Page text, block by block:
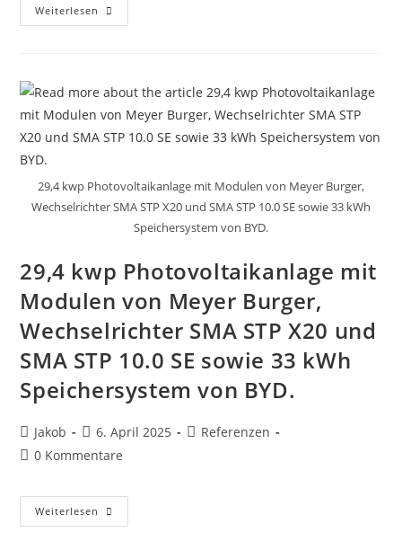
Weiterlesen 11,4
KWp
Modulen,
STP
10.0
SE
Und
Von
29,4 kwp Photovoltaikanlage mit Modulen von Meyer Burger,
Wechselrichter SMA STP X20 und SMA STP 10.0 SE sowie 33 kWh
Speichersystem von BYD.
29,4 kwp Photovoltaikanlage mit
Modulen von Meyer Burger,
Wechselrichter SMA STP X20 und
SMA STP 10.0 SE sowie 33 kWh
Speichersystem von BYD.
Beitrags-
Autor:
Jakob
Beitrag
veröffentlicht:
6. April 2025
Beitrags-
Referenzen
Beitrags-
0 Kommentare
Weiterlesen 29,4
Kwp